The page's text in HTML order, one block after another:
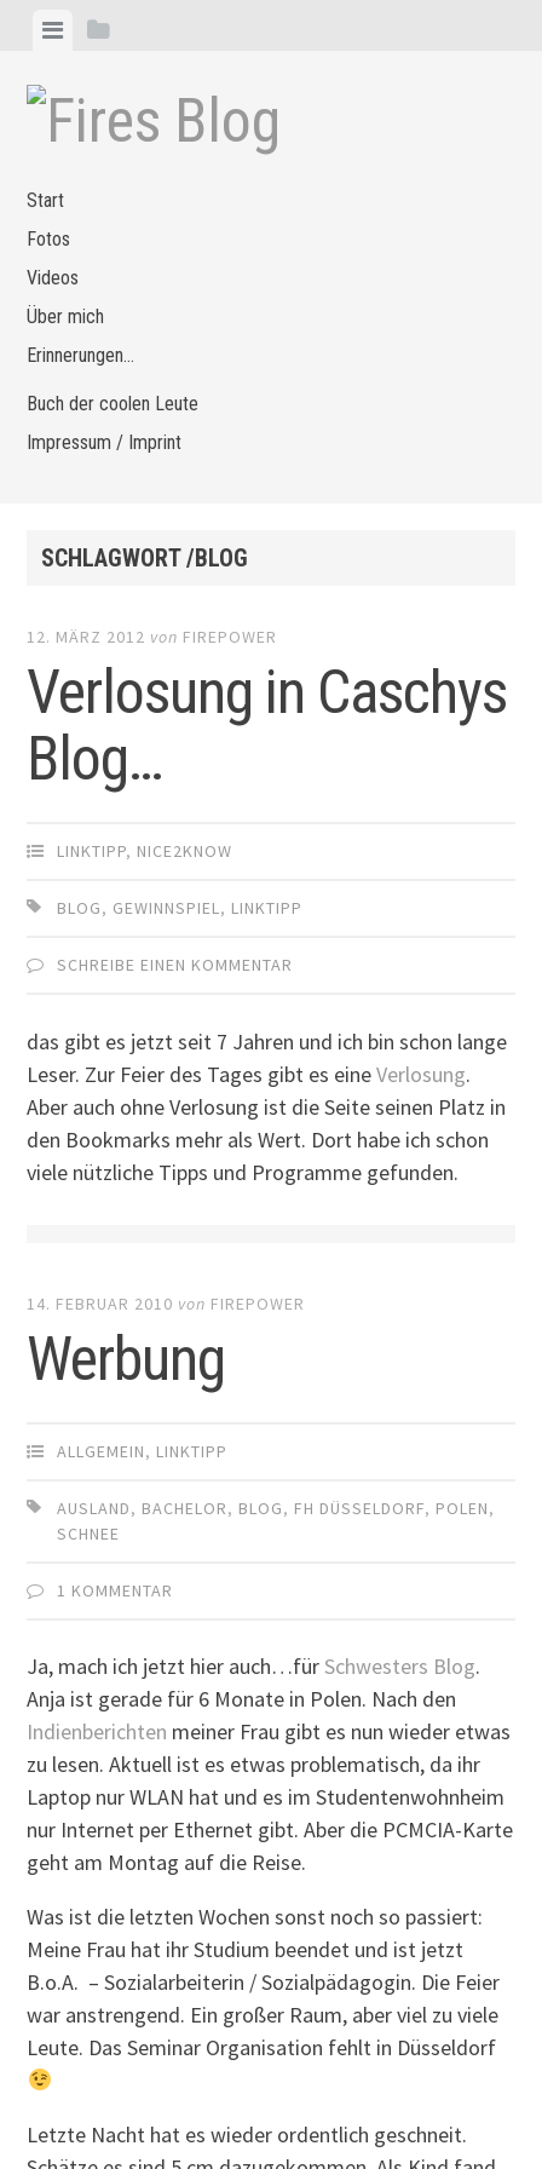
Zum
springen
MenüSeitenleiste
Start
Fotos
Videos
Über mich
Erinnerungen…
Buch der coolen Leute
Impressum / Imprint
SCHLAGWORT /BLOG
12. MÄRZ 2012 von FIREPOWER
Verlosung in Caschys
Blog…
LINKTIPP, NICE2KNOW
BLOG, GEWINNSPIEL, LINKTIPP
SCHREIBE EINEN KOMMENTAR
das gibt es jetzt seit 7 Jahren und ich bin schon lange
Leser. Zur Feier des Tages gibt es eineVerlosung.
Aber auch ohne Verlosung ist die Seite seinen Platz in
den Bookmarks mehr als Wert. Dort habe ich schon
viele nützliche Tipps und Programme gefunden.
14. FEBRUAR 2010 von FIREPOWER
Werbung
ALLGEMEIN, LINKTIPP
AUSLAND, BACHELOR, BLOG, FH DÜSSELDORF, POLEN,
SCHNEE
1 KOMMENTAR
Ja, mach ich jetzt hier auch…fürSchwesters Blog.
Anja ist gerade für 6 Monate in Polen. Nach den
Indienberichten meiner Frau gibt es nun wieder etwas
zu lesen. Aktuell ist es etwas problematisch, da ihr
Laptop nur WLAN hat und es im Studentenwohnheim
nur Internet per Ethernet gibt. Aber die PCMCIA-Karte
geht am Montag auf die Reise.
Was ist die letzten Wochen sonst noch so passiert:
Meine Frau hat ihr Studium beendet und ist jetzt
B.o.A. – Sozialarbeiterin / Sozialpädagogin. Die Feier
war anstrengend. Ein großer Raum, aber viel zu viele
Leute. Das Seminar Organisation fehlt in Düsseldorf
Letzte Nacht hat es wieder ordentlich geschneit.